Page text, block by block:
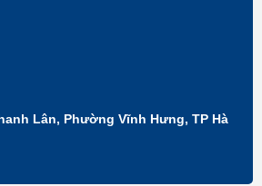
Lân, Phường Vĩnh Hưng, TP Hà